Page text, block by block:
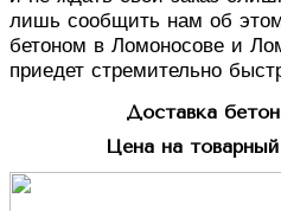
лишь сообщить нам об
бетоном в Ломоносове и
приедет стремительно
Доставка
Цена на